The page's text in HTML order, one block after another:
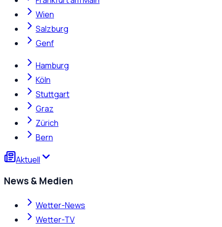
Wien
Salzburg
Genf
Hamburg
Köln
Stuttgart
Graz
Zürich
Bern
Aktuell
News & Medien
Wetter-News
Wetter-TV